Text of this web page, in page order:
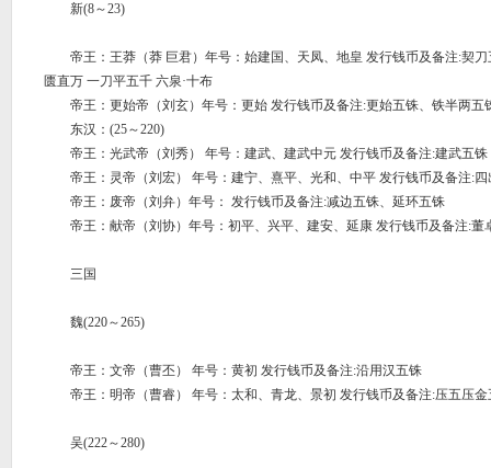
新(8～23)
帝王：王莽（莽 巨君）年号：始建国、天凤、地皇 发行钱币及备注:契刀
匮直万 一刀平五千 六泉·十布
帝王：更始帝（刘玄）年号：更始 发行钱币及备注:更始五铢、铁半两五
东汉：(25～220)
帝王：光武帝（刘秀） 年号：建武、建武中元 发行钱币及备注:建武五铢
帝王：灵帝（刘宏） 年号：建宁、熹平、光和、中平 发行钱币及备注:四
帝王：废帝（刘弁）年号： 发行钱币及备注:减边五铢、延环五铢
帝王：献帝（刘协）年号：初平、兴平、建安、延康 发行钱币及备注:董
三国
魏(220～265)
帝王：文帝（曹丕） 年号：黄初 发行钱币及备注:沿用汉五铢
帝王：明帝（曹睿） 年号：太和、青龙、景初 发行钱币及备注:压五压金
吴(222～280)